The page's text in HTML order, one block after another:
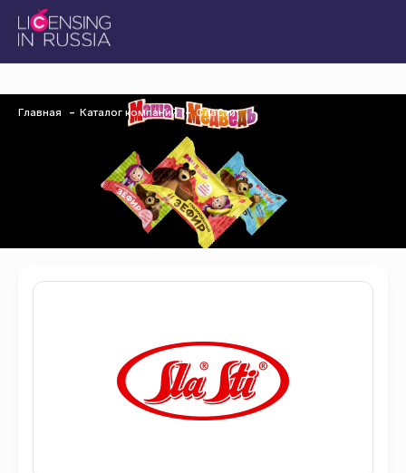
Главная Каталог компаний СлаСти